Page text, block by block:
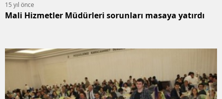
15 yıl önce
Mali Hizmetler Müdürleri sorunları masaya yatırdı